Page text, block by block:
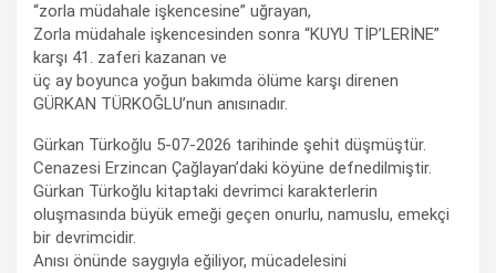
“zorla müdahale işkencesine” uğrayan,
Zorla müdahale işkencesinden sonra “KUYU TİP’LERİNE”
karşı 41. zaferi kazanan ve
üç ay boyunca yoğun bakımda ölüme karşı direnen
GÜRKAN TÜRKOĞLU’nun anısınadır.
Gürkan Türkoğlu 5-07-2026 tarihinde şehit düşmüştür.
Cenazesi Erzincan Çağlayan’daki köyüne defnedilmiştir.
Gürkan Türkoğlu kitaptaki devrimci karakterlerin
oluşmasında büyük emeği geçen onurlu, namuslu, emekçi
bir devrimcidir.
Anısı önünde saygıyla eğiliyor, mücadelesini